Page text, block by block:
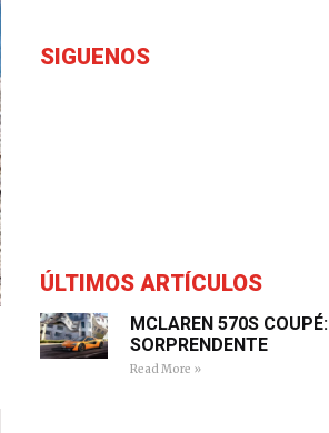
SIGUENOS
ÚLTIMOS ARTÍCULOS
MCLAREN 570S COUPÉ:
SORPRENDENTE
Read More »